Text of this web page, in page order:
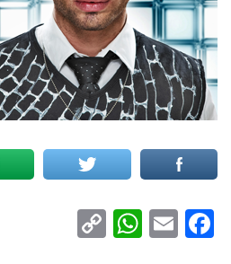
Facebook
Email
WhatsApp